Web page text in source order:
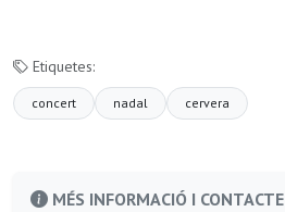
Etiquetes:
concert nadal cervera
MÉS INFORMACIÓ I CONTACTE